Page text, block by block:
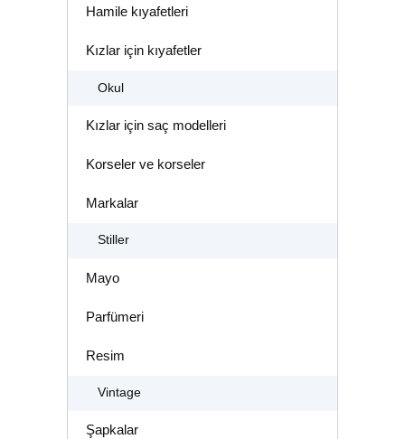
Hamile kıyafetleri
Kızlar için kıyafetler
Okul
Kızlar için saç modelleri
Korseler ve korseler
Markalar
Stiller
Mayo
Parfümeri
Resim
Vintage
Şapkalar